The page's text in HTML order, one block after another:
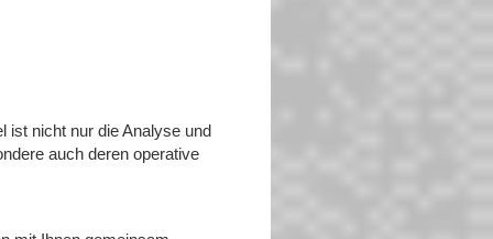
ist nicht nur die Analyse und
auch deren operative